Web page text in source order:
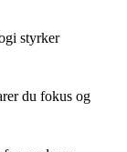
styrker
du fokus og